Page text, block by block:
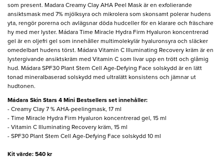
som present. Madara Creamy Clay AHA Peel Mask är en exfolierande
ansiktsmask med 7% mjölksyra och mikrolera som skonsamt polerar hudens
yta, rengör porerna och avlägsnar döda hudceller för en klarare och fräschare
hy med mer lyster. Mádara Time Miracle Hydra Firm Hyaluron koncentrerad
gel är en oljefri gel som innehåller multimolekylär hyaluronsyra och släcker
omedelbart hudens törst. Mádara Vitamin C Illuminating Recovery kräm är en
lystergivande ansiktskräm med Vitamin C som livar upp en trött och glåmig
hud. Mádara SPF30 Plant Stem Cell Age-Defying Face solskydd är en lätt
tonad mineralbaserad solskydd med ultralätt konsistens och jämnar ut
hudtonen.
​Mádara Skin Stars 4 Mini Bestsellers set innehåller:
- Creamy Clay 7 % AHA-peelingmask, 17 ml
- Time Miracle Hydra Firm Hyaluron koncentrerad gel, 15 ml
- Vitamin C Illuminating Recovery kräm, 15 ml
- SPF30 Plant Stem Cell Age-Defying Face solskydd 10 ml
Kit värde: 540 kr